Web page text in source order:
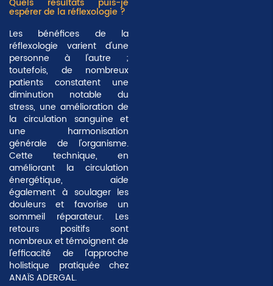
Quels résultats puis-je
espérer de la réflexologie ?
Les bénéfices de la
réflexologie varient d'une
personne à l'autre ;
toutefois, de nombreux
patients constatent une
diminution notable du
stress, une amélioration de
la circulation sanguine et
une harmonisation
générale de l'organisme.
Cette technique, en
améliorant la circulation
énergétique, aide
également à soulager les
douleurs et favorise un
sommeil réparateur. Les
retours positifs sont
nombreux et témoignent de
l'efficacité de l'approche
holistique pratiquée chez
ANAÏS ADERGAL.